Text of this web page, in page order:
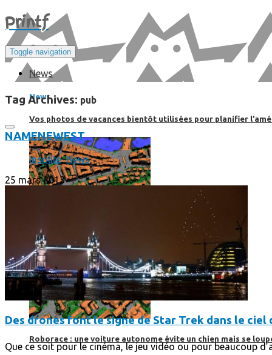
Printf
Toggle navigation
News
News
Vos photos de vacances bientôt utilisées pour planifier
Roborace : une voiture autonome évite un chien mais se
Tag Archives: pub
NAMENEWEST
Insolite,News
25 mars 2013
Des drones font le signe de Star Trek dans le ciel
Que ce soit pour le cinéma, le jeu vidéo ou pour beaucoup